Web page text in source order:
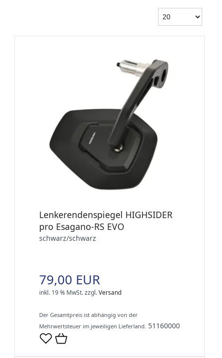
Lenkerendenspiegel HIGHSIDER
pro Esagano-RS EVO
schwarz/schwarz
79,00 EUR
inkl. 19 % MwSt.zzgl.Versand
Der Gesamtpreis ist abhängig von der
Mehrwertsteuer im jeweiligen Lieferland. 51160000